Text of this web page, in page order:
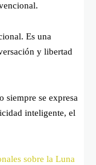
Es una
y libertad
siempre se expresa
inteligente, el
sobre la Luna